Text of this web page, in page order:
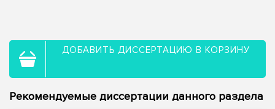
ДОБАВИТЬ ДИССЕРТАЦИЮ В КОРЗИНУ
Рекомендуемые диссертации данного раздела